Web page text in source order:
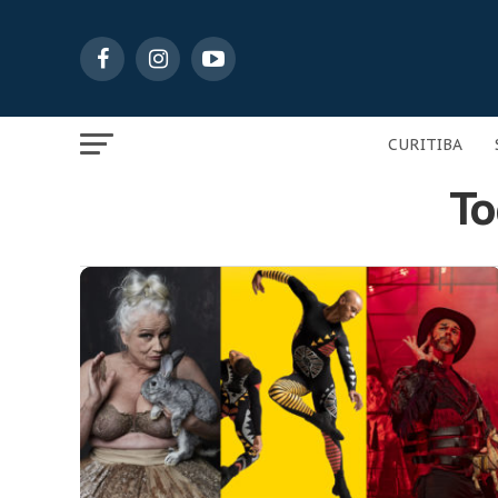
CURITIBA